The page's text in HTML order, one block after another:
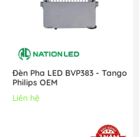
Đèn Pha LED BVP383 - Tango
Philips OEM
Liên hệ